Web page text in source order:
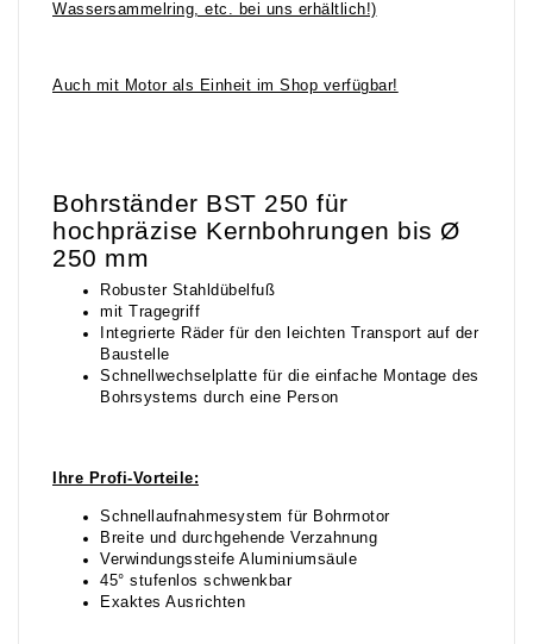
Wassersammelring, etc. bei uns erhältlich!)
Auch mit Motor als Einheit im Shop verfügbar!
Bohrständer BST 250 für
hochpräzise Kernbohrungen bis Ø
250 mm
Robuster Stahldübelfuß
mit Tragegriff
Integrierte Räder für den leichten Transport auf der
Baustelle
Schnellwechselplatte für die einfache Montage des
Bohrsystems durch eine Person
Ihre Profi-Vorteile:
Schnellaufnahmesystem für Bohrmotor
Breite und durchgehende Verzahnung
Verwindungssteife Aluminiumsäule
45° stufenlos schwenkbar
Exaktes Ausrichten